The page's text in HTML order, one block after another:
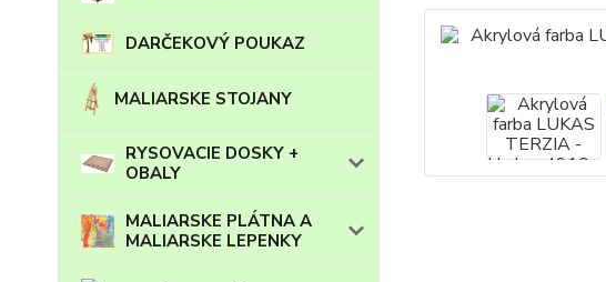
DARČEKOVÝ POUKAZ
MALIARSKE STOJANY
RYSOVACIE DOSKY +
OBALY
MALIARSKE PLÁTNA A
MALIARSKE LEPENKY